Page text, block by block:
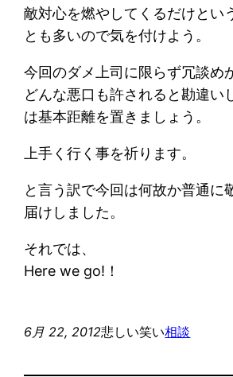
敵対心を燃やしてくるだけとい
とも多いので気を付けよう。
今回のダメ上司に限らず冗談め
どんな悪口も許されると勘違い
は基本距離を置きましょう。
上手く行く事を祈ります。
と言う訳で今回は何故か普通に
届けしました。
それでは、
Here we go!！
6月 22, 2012悲しい笑い相談